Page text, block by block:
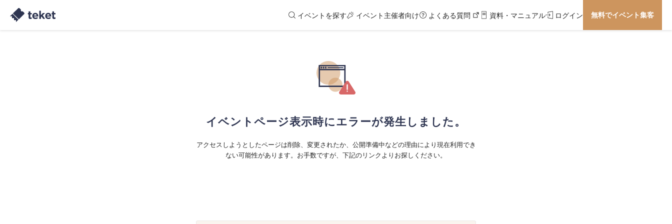
イベントを探す イベント主催者向け よくある質問 資料・マニュアル ログイン 無料でイベント集客
イベントページ表示時にエラーが発生しました。
アクセスしようとしたページは削除、変更されたか、公開準備中などの理由により現在利用でき
ない可能性があります。お手数ですが、下記のリンクよりお探しください。